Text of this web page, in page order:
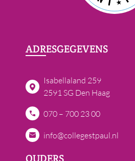
ADRESGEGEVENS
Isabellaland 259
2591 SG Den Haag
070 – 700 23 00
info@collegestpaul.nl